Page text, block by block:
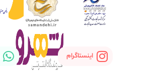
اینستاگرام